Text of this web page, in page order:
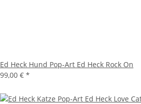
Ed Heck Hund Pop-Art Ed Heck Rock On
99,00 € *